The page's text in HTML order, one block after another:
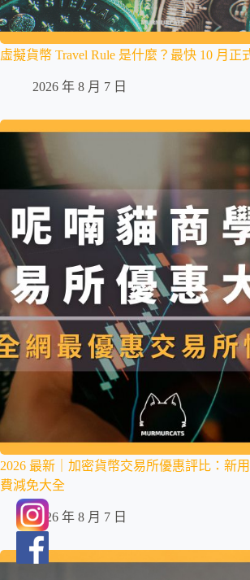
虛擬貨幣 Travel Rule 是什麼？最快 10 月正
2026 年 8 月 7 日
2026 最新｜加密貨幣交易所優惠評比：新
費減免大全
2026 年 8 月 7 日